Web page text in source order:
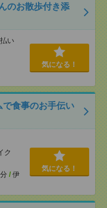
のお散歩付き添
い
気になる！
で食事のお手伝い
ク
/ 伊
気になる！